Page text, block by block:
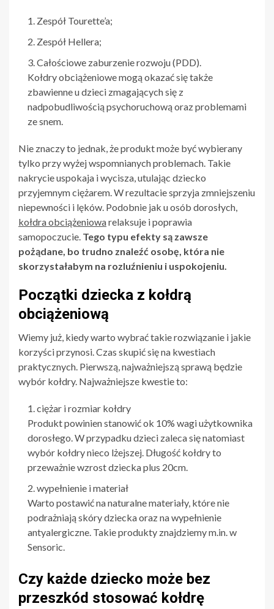
Zespół Tourette’a;
Zespół Hellera;
Całościowe zaburzenie rozwoju (PDD).
Kołdry obciążeniowe mogą okazać się także
zbawienne u dzieci zmagających się z
nadpobudliwością psychoruchową oraz problemami
ze snem.
Nie znaczy to jednak, że produkt może być wybierany
tylko przy wyżej wspomnianych problemach. Takie
nakrycie uspokaja i wycisza, utulając dziecko
przyjemnym ciężarem. W rezultacie sprzyja zmniejszeniu
niepewności i lęków. Podobnie jak u osób dorosłych,
kołdra obciążeniowarelaksuje i poprawia
samopoczucie. Tego typu efekty są zawsze
pożądane, bo trudno znaleźć osobę, która nie
skorzystałabym na rozluźnieniu i uspokojeniu.
Początki dziecka z kołdrą
obciążeniową
Wiemy już, kiedy warto wybrać takie rozwiązanie i jakie
korzyści przynosi. Czas skupić się na kwestiach
praktycznych. Pierwszą, najważniejszą sprawą będzie
wybór kołdry. Najważniejsze kwestie to:
ciężar i rozmiar kołdry
Produkt powinien stanowić ok 10% wagi użytkownika
dorosłego. W przypadku dzieci zaleca się natomiast
wybór kołdry nieco lżejszej. Długość kołdry to
przeważnie wzrost dziecka plus 20cm.
wypełnienie i materiał
Warto postawić na naturalne materiały, które nie
podrażniają skóry dziecka oraz na wypełnienie
antyalergiczne. Takie produkty znajdziemy m.in. w
Sensoric.
Czy każde dziecko może bez
przeszkód stosować kołdrę